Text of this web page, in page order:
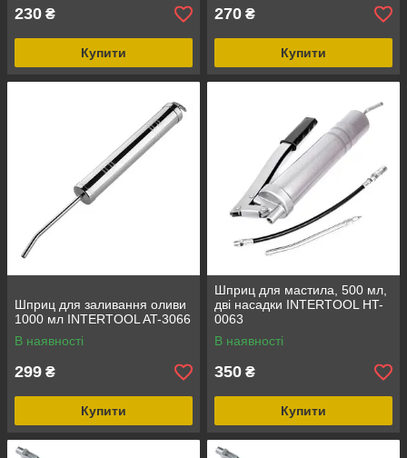
230 ₴
Купити
270 ₴
Купити
Шприц для заливання оливи
1000 мл INTERTOOL AT-3066
В наявності
299 ₴
Купити
Шприц для мастила, 500 мл,
дві насадки INTERTOOL HT-
0063
В наявності
350 ₴
Купити